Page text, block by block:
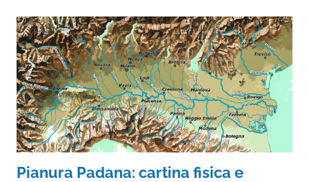
Pianura Padana: cartina fisica e